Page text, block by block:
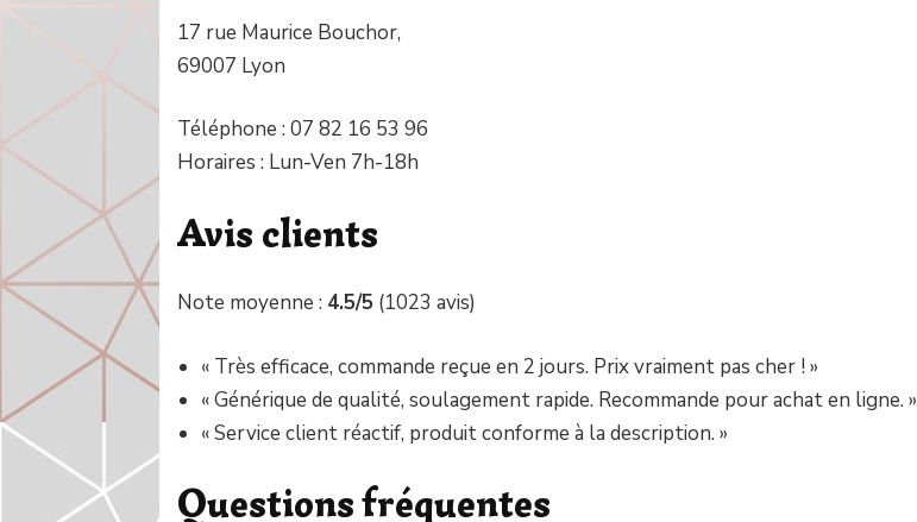
17 rue Maurice Bouchor,
69007 Lyon
Téléphone : 07 82 16 53 96
Horaires : Lun-Ven 7h-18h
Avis clients
Note moyenne : 4.5/5 (1023 avis)
« Très efficace, commande reçue en 2 jours. Prix vraiment pas cher ! »
« Générique de qualité, soulagement rapide. Recommande pour achat en ligne. »
« Service client réactif, produit conforme à la description. »
Questions fréquentes